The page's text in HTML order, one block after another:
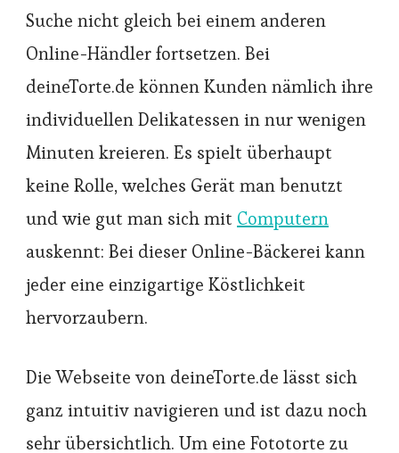
Suche nicht gleich bei einem anderen
Online-Händler fortsetzen. Bei
deineTorte.de können Kunden nämlich ihre
individuellen Delikatessen in nur wenigen
Minuten kreieren. Es spielt überhaupt
keine Rolle, welches Gerät man benutzt
und wie gut man sich mit Computern
auskennt: Bei dieser Online-Bäckerei kann
jeder eine einzigartige Köstlichkeit
hervorzaubern.
Die Webseite von deineTorte.de lässt sich
ganz intuitiv navigieren und ist dazu noch
sehr übersichtlich. Um eine Fototorte zu